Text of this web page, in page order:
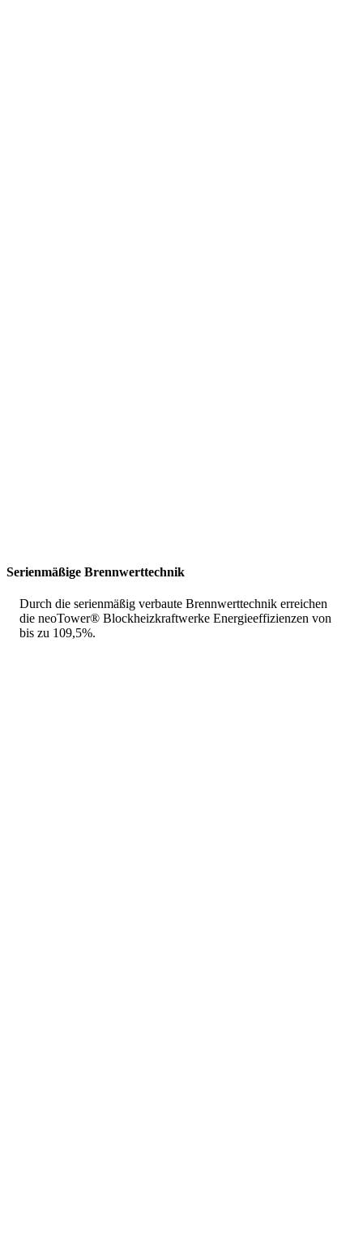
Serienmäßige Brennwerttechnik
Durch die serienmäßig verbaute Brennwerttechnik erreichen
die neoTower® Blockheizkraftwerke Energieeffizienzen von
bis zu 109,5%.